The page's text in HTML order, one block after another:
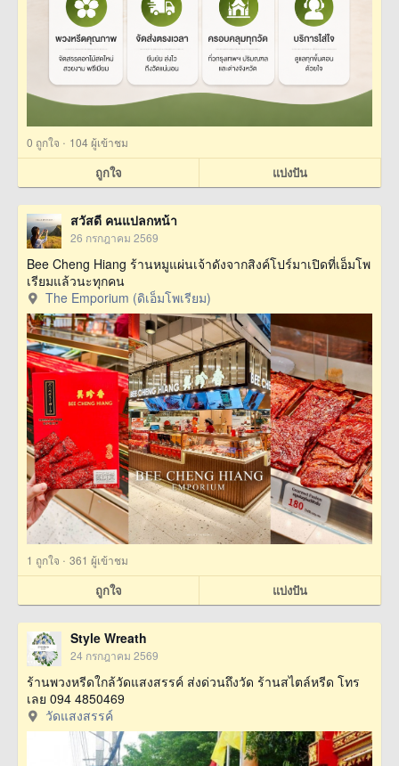
0 ถูกใจ · 104 ผู้เข้าชม
ถูกใจ แบ่งปัน
สวัสดี คนแปลกหน้า
26 กรกฎาคม 2569
Bee Cheng Hiang ร้านหมูแผ่นเจ้าดังจากสิงค์โปร์มาเปิดที่เอ็มโพ
เรียมแล้วนะทุกคน
The Emporium (ดิเอ็มโพเรียม)
1 ถูกใจ · 361 ผู้เข้าชม
ถูกใจ แบ่งปัน
Style Wreath
24 กรกฎาคม 2569
ร้านพวงหรีดใกล้วัดแสงสรรค์ ส่งด่วนถึงวัด ร้านสไตล์หรีด โทร
เลย 094 4850469
วัดแสงสรรค์